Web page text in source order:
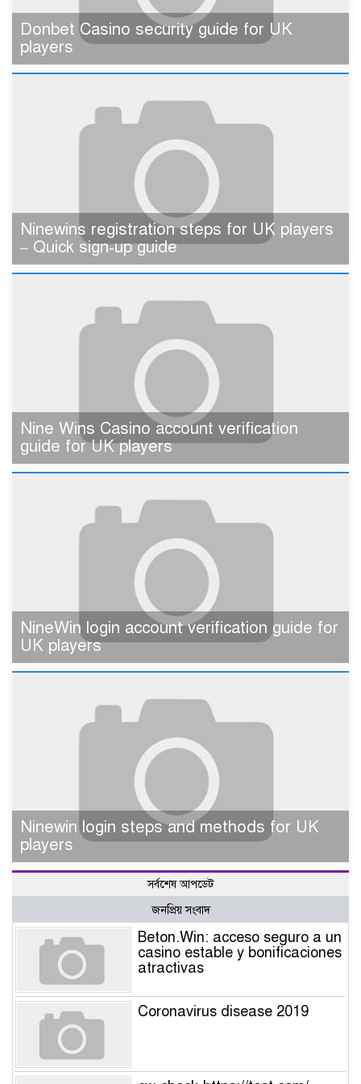
Donbet Casino security guide for UK
players
Ninewins registration steps for UK players
– Quick sign‑up guide
Nine Wins Casino account verification
guide for UK players
NineWin login account verification guide for
UK players
Ninewin login steps and methods for UK
players
সর্বশেষ আপডেট
জনপ্রিয় সংবাদ
Beton.Win: acceso seguro a un
casino estable y bonificaciones
atractivas
Coronavirus disease 2019